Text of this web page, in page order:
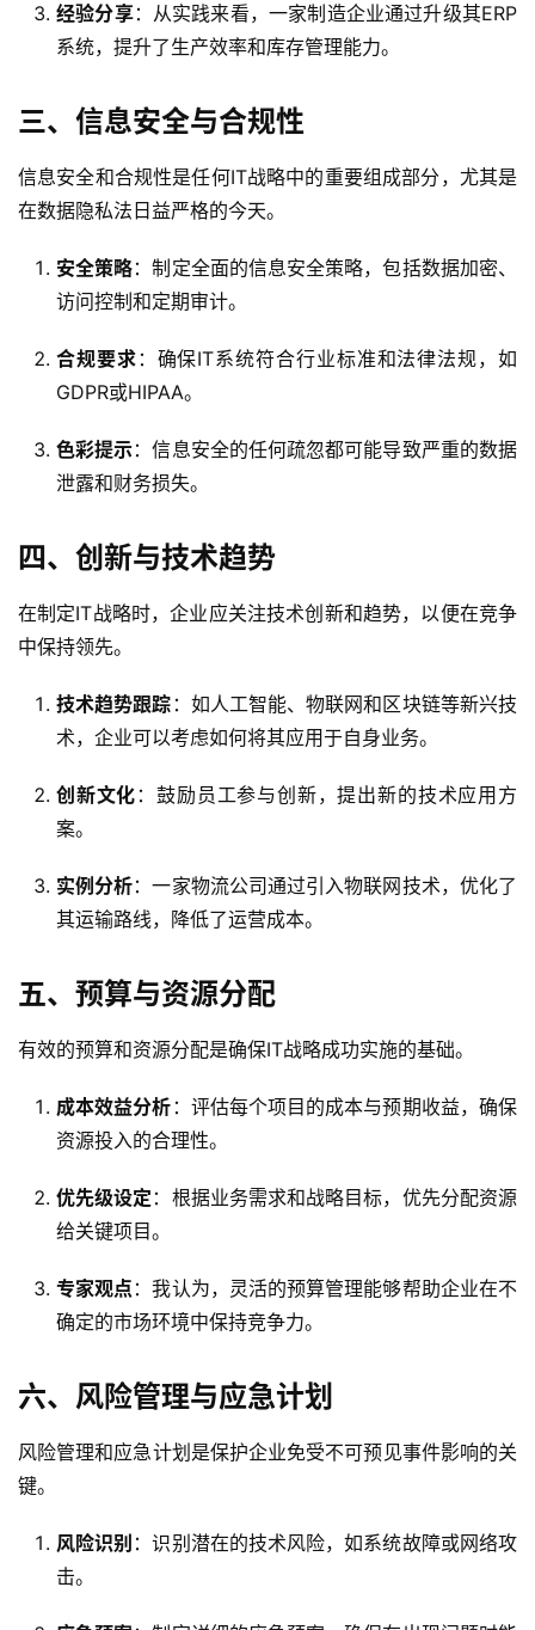
经验分享：从实践来看，一家制造企业通过升级其ERP
系统，提升了生产效率和库存管理能力。
三、信息安全与合规性
信息安全和合规性是任何IT战略中的重要组成部分，尤其是
在数据隐私法日益严格的今天。
安全策略：制定全面的信息安全策略，包括数据加密、
访问控制和定期审计。
合规要求 ：确保IT系统符合行业标准和法律法规，如
GDPR或HIPAA。
色彩提示：信息安全的任何疏忽都可能导致严重的数据
泄露和财务损失。
四、创新与技术趋势
在制定IT战略时，企业应关注技术创新和趋势，以便在竞争
中保持领先。
技术趋势跟踪 ：如人工智能、物联网和区块链等新兴技
术，企业可以考虑如何将其应用于自身业务。
创新文化 ：鼓励员工参与创新，提出新的技术应用方
案。
实例分析：一家物流公司通过引入物联网技术，优化了
其运输路线，降低了运营成本。
五、预算与资源分配
有效的预算和资源分配是确保IT战略成功实施的基础。
成本效益分析 ：评估每个项目的成本与预期收益，确保
资源投入的合理性。
优先级设定 ：根据业务需求和战略目标，优先分配资源
给关键项目。
专家观点 ：我认为，灵活的预算管理能够帮助企业在不
确定的市场环境中保持竞争力。
六、风险管理与应急计划
风险管理和应急计划是保护企业免受不可预见事件影响的关
键。
风险识别 ：识别潜在的技术风险，如系统故障或网络攻
击。